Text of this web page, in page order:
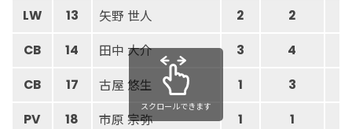
LW 13 矢野 世人 2 2
CB 14 田中 大介 3 4
CB 17 古屋 悠生 1 3
PV 18 市原 宗弥 1 1
スクロールできます